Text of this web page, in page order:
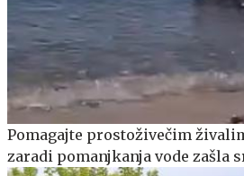
Pomagajte prostoživečim
zaradi pomanjkanja vode zašla